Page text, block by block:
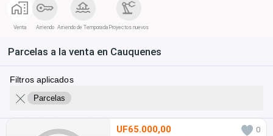
Venta Arriendo Arriendo de Temporada Proyectos nuevos
Parcelas a la venta en Cauquenes
Filtros aplicados
Parcelas
UF65.000,00
0